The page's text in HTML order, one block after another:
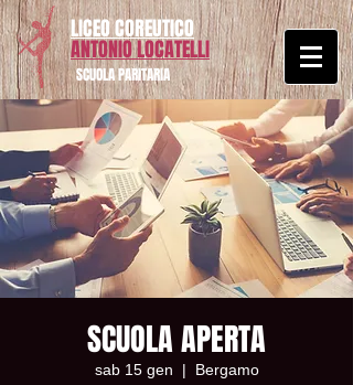
LICEO COREUTICO
ANTONIO LOCATELLI
SCUOLA PARITARIA
SCUOLA APERTA
sab 15 gen
  |
Bergamo